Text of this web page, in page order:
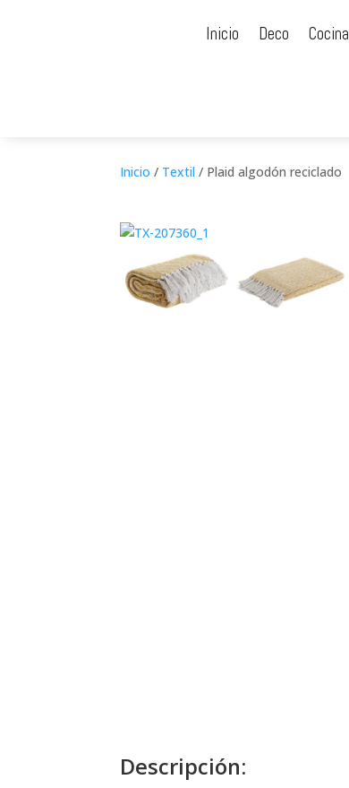
Inicio Deco Cocina
Inicio / Textil / Plaid algodón reciclado
Descripción: